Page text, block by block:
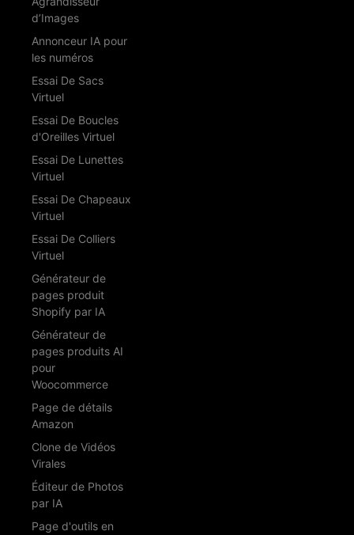
d’Images
Annonceur IA pour
les numéros
Essai De Sacs
Virtuel
Essai De Boucles
d'Oreilles Virtuel
Essai De Lunettes
Virtuel
Essai De Chapeaux
Virtuel
Essai De Colliers
Virtuel
Générateur de
pages produit
Shopify par IA
Générateur de
pages produits AI
pour
Woocommerce
Page de détails
Amazon
Clone de Vidéos
Virales
Éditeur de Photos
par IA
Page d'outils en